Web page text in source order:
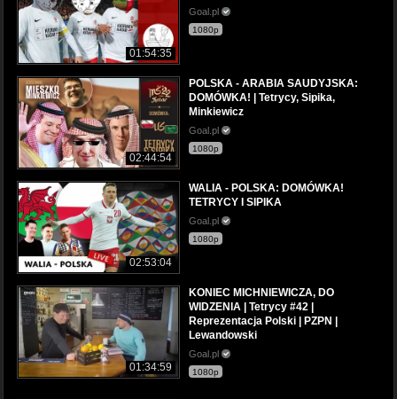
01:54:35
Goal.pl
1080p
02:44:54
POLSKA - ARABIA SAUDYJSKA:
DOMÓWKA! | Tetrycy, Sipika,
Minkiewicz
Goal.pl
1080p
02:53:04
WALIA - POLSKA: DOMÓWKA!
TETRYCY I SIPIKA
Goal.pl
1080p
01:34:59
KONIEC MICHNIEWICZA, DO
WIDZENIA | Tetrycy #42 |
Reprezentacja Polski | PZPN |
Lewandowski
Goal.pl
1080p